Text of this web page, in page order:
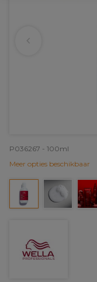
P036267 - 100ml
Meer opties beschikbaar